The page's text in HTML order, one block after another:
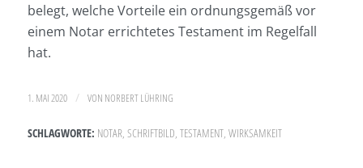
belegt, welche Vorteile ein ordnungsgemäß vor
einem Notar errichtetes Testament im Regelfall
hat.
1. MAI 2020 / VON NORBERT LÜHRING
SCHLAGWORTE: NOTAR, SCHRIFTBILD, TESTAMENT, WIRKSAMKEIT